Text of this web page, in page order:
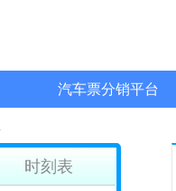
汽车票分销平台
时刻表